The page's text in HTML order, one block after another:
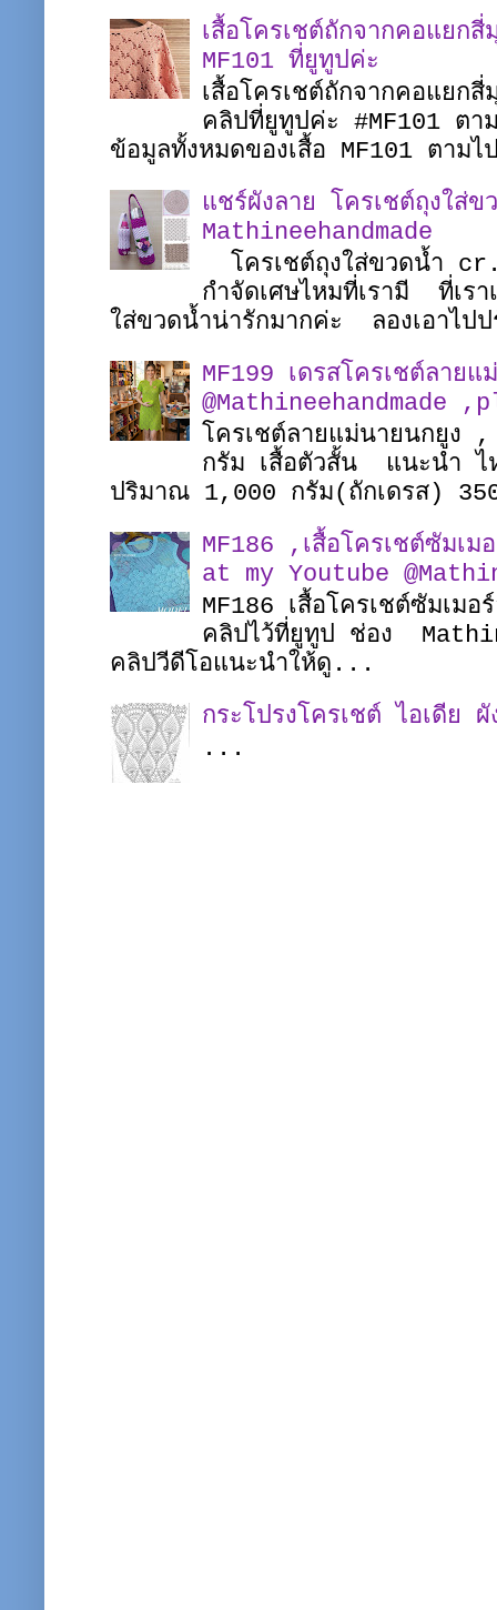
เสื้อโครเชต์ถักจากคอแย
MF101 ที่ยูทูปค่ะ
เสื้อโครเชต์ถักจากคอแยก
คลิปที่ยูทูปค่ะ #MF101 ต
ข้อมูลทั้งหมดของเสื้อ MF101 ตาม
แชร์ผังลาย โครเชต์ถุงใส่ข
Mathineehandmade
โครเชต์ถุงใส่ขวดน้ำ
กำจัดเศษไหมที่เรามี ที่เร
ใส่ขวดน้ำน่ารักมากค่ะ ลองเอาไ
MF199 เดรสโครเชต์ลายแ
@Mathineehandmade
โครเชต์ลายแม่นายนกยูง
กรัม เสื้อตัวสั้น แนะนำ ไ
ปริมาณ 1,000 กรัม(ถักเดรส)
MF186 ,เสื้อโครเชต์ซัม
at my Youtube
MF186 เสื้อโครเชต์ซัมเม
คลิปไว้ที่ยูทูป ช่อง
คลิปวีดีโอแนะนำให้ดู...
กระโปรงโครเชต์ ไอเดีย
...